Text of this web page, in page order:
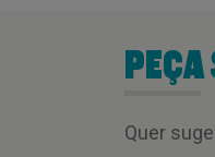
Quer